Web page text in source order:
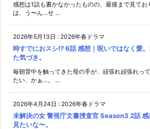
感想は1話も書かなかったものの、最後まで見てお
は、う〜ん…せ ...
2026年5月13日 : 2026年春ドラマ
時すでにおスシ!? 6話 感想｜呪いではなく愛
た気づき。
毎朝背中を触ってきた母の手が、頑張れ頑張れっ
たい、かぁ…。 ...
2026年4月24日 : 2026年春ドラマ
未解決の女 警視庁文書捜査官 Season3 2話
見たいな〜。